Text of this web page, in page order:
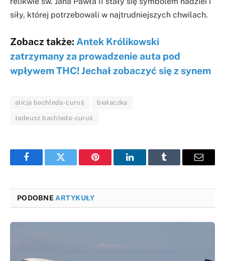
siły, której potrzebowali w najtrudniejszych chwilach.
Zobacz także: Antek Królikowski
zatrzymany za prowadzenie auta pod
wpływem THC! Jechał zobaczyć się z synem
alicja bachleda-curuś białaczka
tadeusz bachleda-curuś
FacebookTwitter Pinterest LinkedInTumblr Email
PODOBNE ARTYKUŁY